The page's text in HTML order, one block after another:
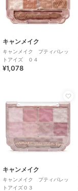
キャンメイク
キャンメイク プティパレッ
トアイズ ０４
¥1,078
キャンメイク
キャンメイク プティパレッ
トアイズ０３